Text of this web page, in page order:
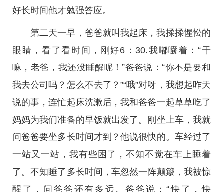
好长时间他才勉强答应。­
第二天一早，爸爸就叫我起床，我揉揉惺忪的
眼睛，看了看时间，刚好6：30.我嘟囔着：“干
嘛，老爸，我还没睡醒呢！”爸爸说：“你不是要和
我去公司吗？怎么不去了？”“哦”对呀，我想起昨天
说的事，连忙起床洗漱后，我和爸爸一起草草吃了
妈妈为我们准备的早饭就出发了。刚坐上车，我就
问爸爸要坐多长时间才到？他说很快的。车经过了
一站又一站，我有些困了，不知不觉在车上睡着
了。不知睡了多长时间，车忽然一阵颠簸，我被惊
醒了，问爸爸还有多远。爸爸说：“快了，快